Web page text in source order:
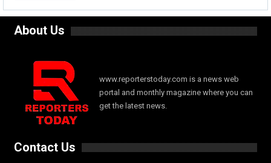
About Us
www.reporterstoday.com is a news web
portal and monthly magazine where you can
get the latest news.
Contact Us